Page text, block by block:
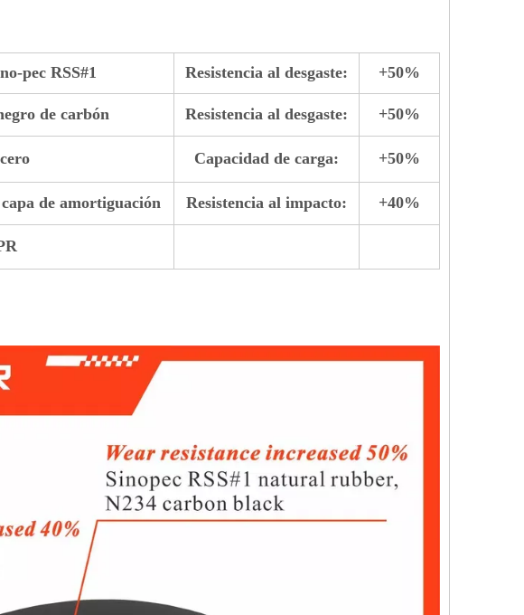
pec RSS#1 Resistencia al desgaste: +50%
de carbón Resistencia al desgaste: +50%
Capacidad de carga: +50%
de amortiguación Resistencia al impacto:
+40%